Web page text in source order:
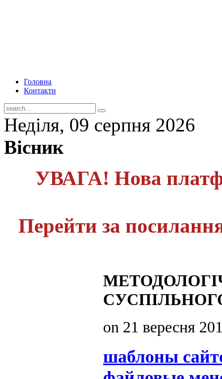
Головна
Контакти
Неділя, 09 серпня 2026
Вісник
УВАГА! Нова
Перейти за
on 21 вересня
шаблоны